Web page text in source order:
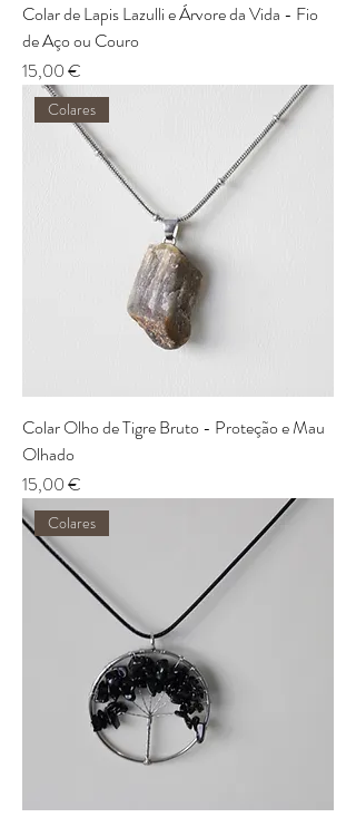
Colar de Lapis Lazulli e Árvore da Vida - Fio
de Aço ou Couro
Preço
15,00 €
Colares
Colar Olho de Tigre Bruto - Proteção e Mau
Olhado
Preço
15,00 €
Colares